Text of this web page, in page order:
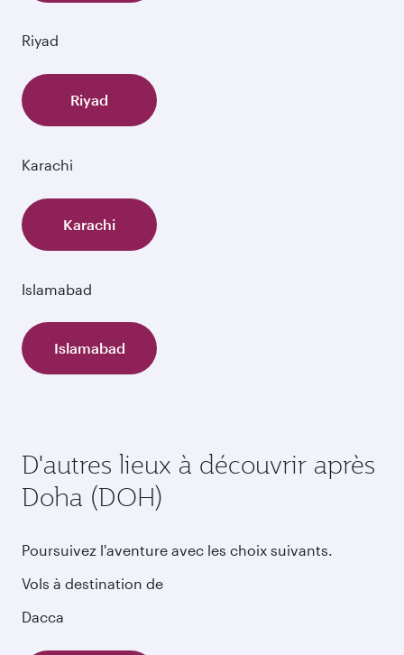
Riyad
Riyad
Karachi
Karachi
Islamabad
Islamabad
D'autres lieux à découvrir après
Doha (DOH)
Poursuivez l'aventure avec les choix suivants.
Vols à destination de
Dacca